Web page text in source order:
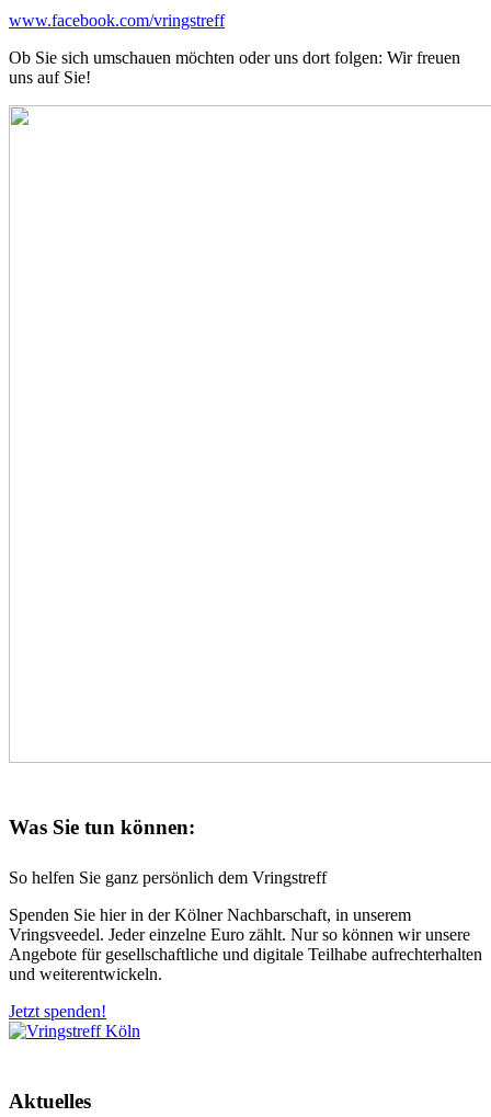
www.facebook.com/vringstreff
Ob Sie sich umschauen möchten oder uns dort folgen: Wir freuen
uns auf Sie!
Was Sie tun können:
So helfen Sie ganz persönlich dem Vringstreff
Spenden Sie hier in der Kölner Nachbarschaft, in unserem
Vringsveedel. Jeder einzelne Euro zählt. Nur so können wir unsere
Angebote für gesellschaftliche und digitale Teilhabe aufrechterhalten
und weiterentwickeln.
Jetzt spenden!
Aktuelles